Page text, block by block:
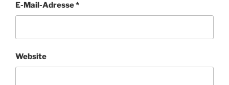
E-Mail-Adresse*
Website